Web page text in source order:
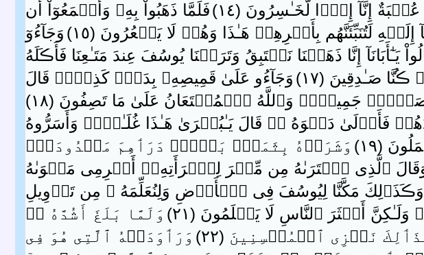
إِنَّآ إِذً۬ا لَّخَـٰسِرُونَ ( ١٤ )
فَلَمَّا ذَهَبُواْ بِهِۦ وَأَجۡمَعُوٓاْ أَن
بِأَمۡرِهِمۡ هَـٰذَا وَهُمۡ لَا يَشۡعُرُونَ ( ١٥ )
وَجَآءُوٓ
يَـٰٓأَبَانَآ إِنَّا ذَهَبۡنَا نَسۡتَبِقُ وَتَرَڪۡنَا يُوسُفَ عِندَ مَتَـٰعِنَا فَأَڪَلَهُ
صَـٰدِقِينَ ( ١٧ )
وَجَآءُو عَلَىٰ قَمِيصِهِۦ بِدَمٍ۬ كَذِبٍ۬‌ۚ قَالَ
جَمِيلٌ۬‌ۖ وَٱللَّهُ ٱلۡمُسۡتَعَانُ عَلَىٰ مَا تَصِفُونَ ( ١٨ )
فَأَدۡلَىٰ دَلۡوَهُ ۥ‌ۖ قَالَ يَـٰبُشۡرَىٰ هَـٰذَا غُلَـٰمٌ۬‌ۚ وَأَسَرُّوهُ
( ١٩ )
وَشَرَوۡهُ بِثَمَنِۭ بَخۡسٍ۬ دَرَٲهِمَ مَعۡدُودَةٍ۬
ٱلَّذِى ٱشۡتَرَٮٰهُ مِن مِّصۡرَ لِٱمۡرَأَتِهِۦۤ أَڪۡرِمِى مَثۡوَٮٰهُ
مَكَّنَّا لِيُوسُفَ فِى ٱلۡأَرۡضِ وَلِنُعَلِّمَهُ ۥ مِن تَأۡوِيلِ
أَڪۡثَرَ ٱلنَّاسِ لَا يَعۡلَمُونَ ( ٢١ )
وَلَمَّا بَلَغَ أَشُدَّهُ ۥۤ
نَجۡزِى ٱلۡمُحۡسِنِينَ ( ٢٢ )
وَرَٲوَدَتۡهُ ٱلَّتِى هُوَ فِى